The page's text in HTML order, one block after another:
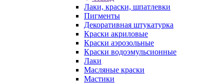
Лаки, краски, шпатлевки
Пигменты
Декоративная штукатурка
Краски акриловые
Краски аэрозольные
Краски водоэмульсионные
Лаки
Масляные краски
Мастики